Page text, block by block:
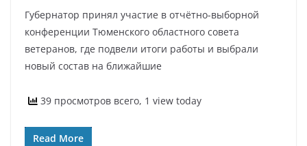
Губернатор принял участие в отчётно-выборной
конференции Тюменского областного совета
ветеранов, где подвели итоги работы и выбрали
новый состав на ближайшие
39 просмотров всего, 1 view today
Read More